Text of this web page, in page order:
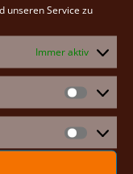
unseren Service zu
Immer aktiv
Marketing